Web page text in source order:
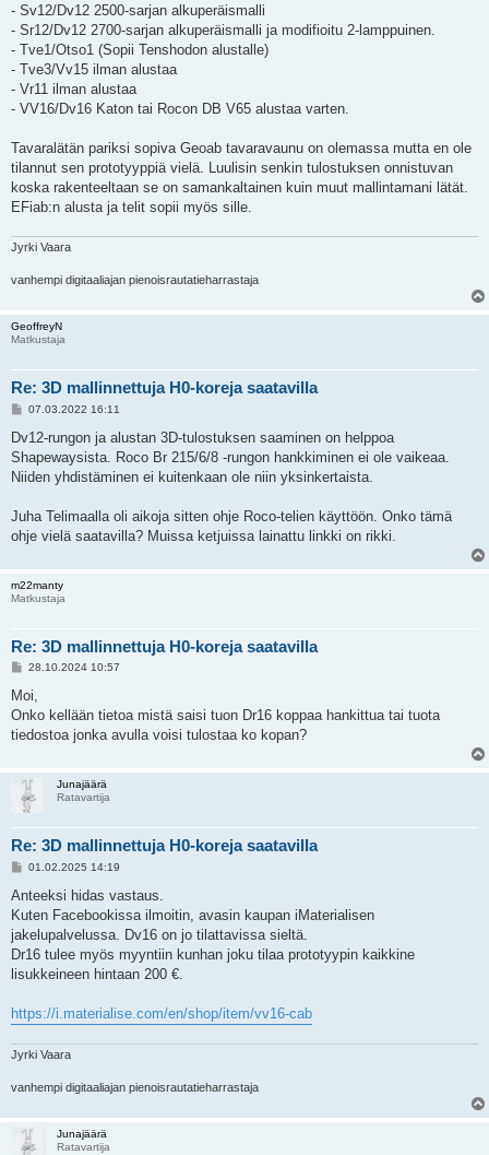
- Sv12/Dv12 2500-sarjan alkuperäismalli
- Sr12/Dv12 2700-sarjan alkuperäismalli ja modifioitu 2-lamppuinen.
- Tve1/Otso1 (Sopii Tenshodon alustalle)
- Tve3/Vv15 ilman alustaa
- Vr11 ilman alustaa
- VV16/Dv16 Katon tai Rocon DB V65 alustaa varten.
Tavaralätän pariksi sopiva Geoab tavaravaunu on olemassa mutta en ole
tilannut sen prototyyppiä vielä. Luulisin senkin tulostuksen onnistuvan
koska rakenteeltaan se on samankaltainen kuin muut mallintamani lätät.
EFiab:n alusta ja telit sopii myös sille.
Jyrki Vaara
vanhempi digitaaliajan pienoisrautatieharrastaja
GeoffreyN
Matkustaja
Re: 3D mallinnettuja H0-koreja saatavilla
V
e
t
i
07.03.2022 16:11
Dv12-rungon ja alustan 3D-tulostuksen saaminen on helppoa
Shapewaysista. Roco Br 215/6/8 -rungon hankkiminen ei ole vaikeaa.
Niiden yhdistäminen ei kuitenkaan ole niin yksinkertaista.
Juha Telimaalla oli aikoja sitten ohje Roco-telien käyttöön. Onko tämä
ohje vielä saatavilla? Muissa ketjuissa lainattu linkki on rikki.
m22manty
Matkustaja
Re: 3D mallinnettuja H0-koreja saatavilla
V
e
t
i
28.10.2024 10:57
Moi,
Onko kellään tietoa mistä saisi tuon Dr16 koppaa hankittua tai tuota
tiedostoa jonka avulla voisi tulostaa ko kopan?
Junajäärä
Ratavartija
Re: 3D mallinnettuja H0-koreja saatavilla
V
e
t
i
01.02.2025 14:19
Anteeksi hidas vastaus.
Kuten Facebookissa ilmoitin, avasin kaupan iMaterialisen
jakelupalvelussa. Dv16 on jo tilattavissa sieltä.
Dr16 tulee myös myyntiin kunhan joku tilaa prototyypin kaikkine
lisukkeineen hintaan 200 €.
https://i.materialise.com/en/shop/item/vv16-cab
Jyrki Vaara
vanhempi digitaaliajan pienoisrautatieharrastaja
Junajäärä
Ratavartija